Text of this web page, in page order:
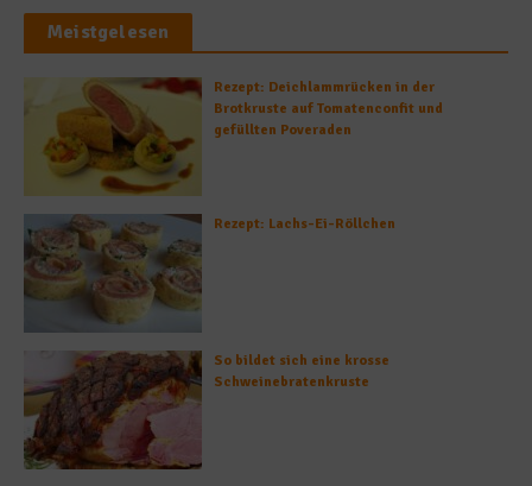
Meistgelesen
Rezept: Deichlammrücken in der
Brotkruste auf Tomatenconfit und
gefüllten Poveraden
Rezept: Lachs-Ei-Röllchen
So bildet sich eine krosse
Schweinebratenkruste